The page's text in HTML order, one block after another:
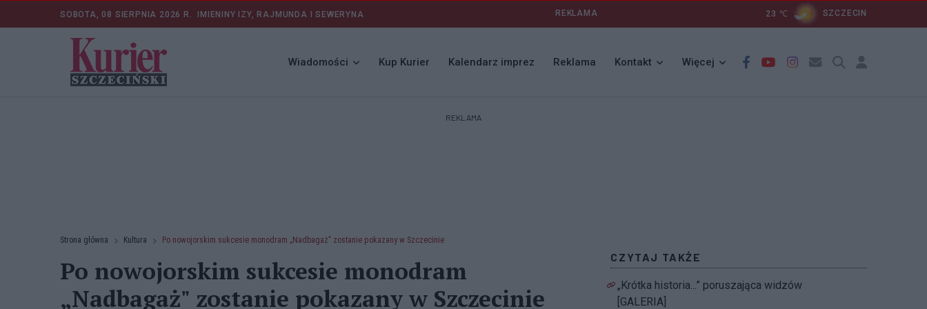
SOBOTA, 08 SIERPNIA 2026 R. IMIENINY IZY, RAJMUNDA I SEWERYNA REKLAMA 23 ℃ SZCZECIN
Wiadomości Kup Kurier Kalendarz imprez Reklama Kontakt Więcej
REKLAMA
Strona główna Kultura Po nowojorskim sukcesie monodram „Nadbagaż" zostanie pokazany w Szczecinie
Po nowojorskim sukcesie monodram
„Nadbagaż" zostanie pokazany w Szczecinie
CZYTAJ TAKŻE
„Krótka historia...” poruszająca widzów
[GALERIA]